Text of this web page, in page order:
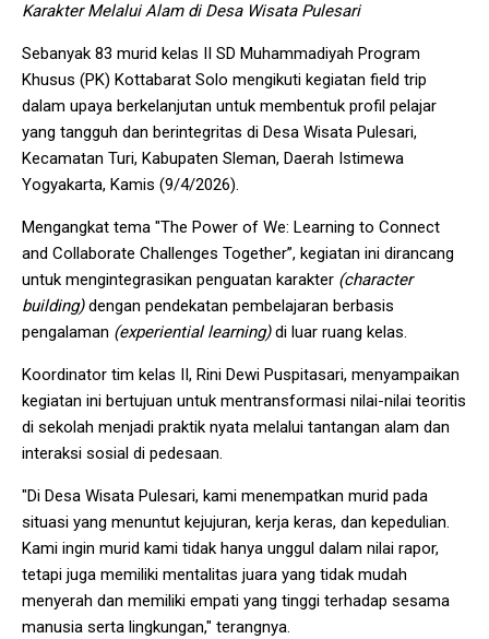
Karakter Melalui Alam di Desa Wisata Pulesari
Sebanyak 83 murid kelas II SD Muhammadiyah Program
Khusus (PK) Kottabarat Solo mengikuti kegiatan field trip
dalam upaya berkelanjutan untuk membentuk profil pelajar
yang tangguh dan berintegritas di Desa Wisata Pulesari,
Kecamatan Turi, Kabupaten Sleman, Daerah Istimewa
Yogyakarta, Kamis (9/4/2026).
Mengangkat tema "The Power of We: Learning to Connect
and Collaborate Challenges Together”, kegiatan ini dirancang
untuk mengintegrasikan penguatan karakter (character
building)dengan pendekatan pembelajaran berbasis
pengalaman (experiential learning)di luar ruang kelas.
Koordinator tim kelas II, Rini Dewi Puspitasari, menyampaikan
kegiatan ini bertujuan untuk mentransformasi nilai-nilai teoritis
di sekolah menjadi praktik nyata melalui tantangan alam dan
interaksi sosial di pedesaan.
"Di Desa Wisata Pulesari, kami menempatkan murid pada
situasi yang menuntut kejujuran, kerja keras, dan kepedulian.
Kami ingin murid kami tidak hanya unggul dalam nilai rapor,
tetapi juga memiliki mentalitas juara yang tidak mudah
menyerah dan memiliki empati yang tinggi terhadap sesama
manusia serta lingkungan," terangnya.